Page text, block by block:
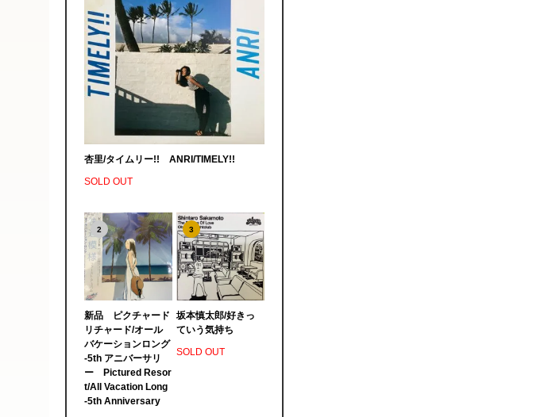
杏里/タイムリー!! ANRI/TIMELY!!
SOLD OUT
2
新品 ピクチャード
リチャード/オール
バケーションロング
-5th アニバーサリ
ー Pictured Resor
t/All Vacation Long
-5th Anniversary
3
坂本慎太郎/好きっ
ていう気持ち
SOLD OUT